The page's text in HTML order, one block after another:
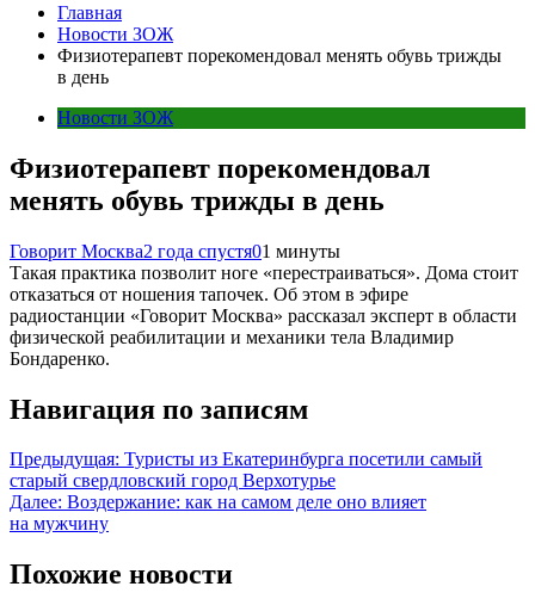
Главная
Новости ЗОЖ
Физиотерапевт порекомендовал менять обувь трижды
в день
Новости ЗОЖ
Физиотерапевт порекомендовал
менять обувь трижды в день
Говорит Москва2 года спустя01 минуты
Такая практика позволит ноге «перестраиваться». Дома стоит
отказаться от ношения тапочек. Об этом в эфире
радиостанции «Говорит Москва» рассказал эксперт в области
физической реабилитации и механики тела Владимир
Бондаренко.
Навигация по записям
Предыдущая: Туристы из Екатеринбурга посетили самый
старый свердловский город Верхотурье
Далее: Воздержание: как на самом деле оно влияет
на мужчину
Похожие новости